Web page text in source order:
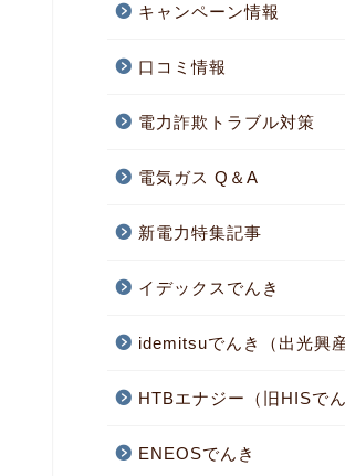
キャンペーン情報
口コミ情報
電力詐欺トラブル対策
電気ガス Q＆A
新電力特集記事
イデックスでんき
idemitsuでんき（出光興産
HTBエナジー（旧HISでん
ENEOSでんき